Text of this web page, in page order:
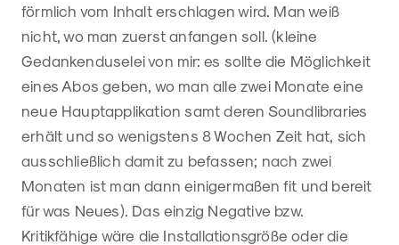
förmlich vom Inhalt erschlagen wird. Man weiß
nicht, wo man zuerst anfangen soll. (kleine
Gedankenduselei von mir: es sollte die Möglichkeit
eines Abos geben, wo man alle zwei Monate eine
neue Hauptapplikation samt deren Soundlibraries
erhält und so wenigstens 8 Wochen Zeit hat, sich
ausschließlich damit zu befassen; nach zwei
Monaten ist man dann einigermaßen fit und bereit
für was Neues). Das einzig Negative bzw.
Kritikfähige wäre die Installationsgröße oder die